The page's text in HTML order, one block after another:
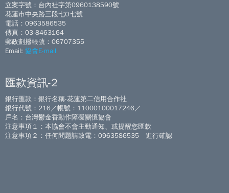
立案字號：台內社字第0960138590號
花蓮市中央路三段七O七號
電話：0963586535
傳真：03-8463164
郵政劃撥帳號：06707355
Email: 協會E-mail
匯款資訊-2
銀行匯款：銀行名稱-花蓮第二信用合作社
銀行代號：216／帳號：11000100017246／
戶名：台灣鬱金香動作障礙關懷協會
注意事項１：本協會不會主動通知、或提醒您匯款
注意事項２：任何問題請致電：0963586535 進行確認